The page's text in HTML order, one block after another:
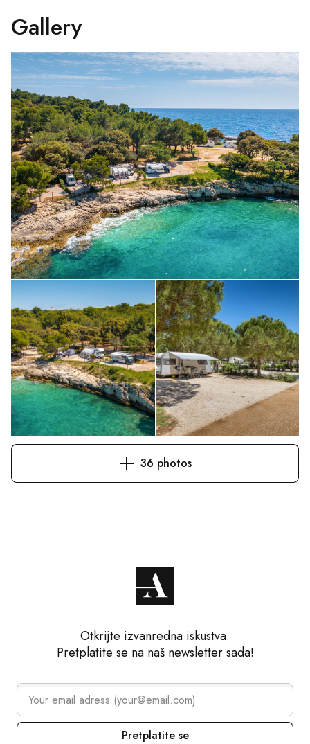
Gallery
36 photos
Otkrijte izvanredna iskustva.
Pretplatite se na naš newsletter sada!
Pretplatite se